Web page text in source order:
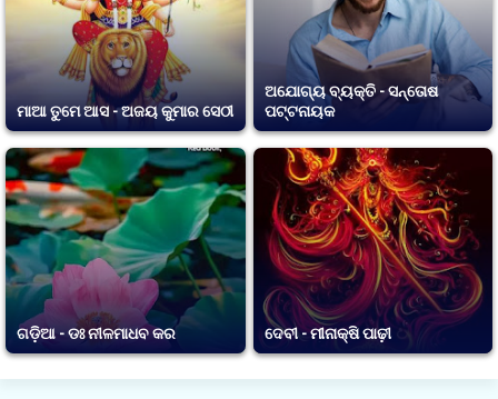
ମାଆ ତୁମେ ଆସ - ଅଜୟ କୁମାର ସେଠୀ
ଅଯୋଗ୍ୟ ବ୍ୟକ୍ତି - ସନ୍ତୋଷ
ପଟ୍ଟନାୟକ
ଗଡ଼ିଆ - ଡଃ ନୀଳମାଧବ କର ଦେବୀ - ମୀନାକ୍ଷି ପାଢ଼ୀ